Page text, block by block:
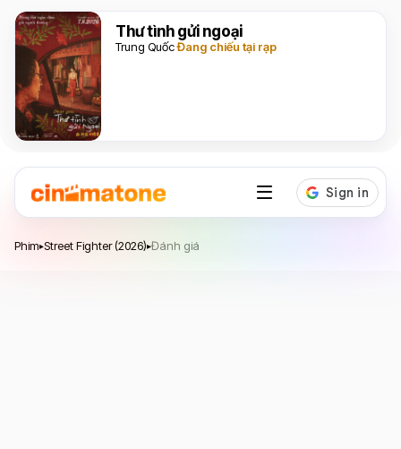
Thư tình gửi ngoại
Trung QuốcĐang chiếu tại rạp
Phim▸Street Fighter (2026)▸Đánh giá